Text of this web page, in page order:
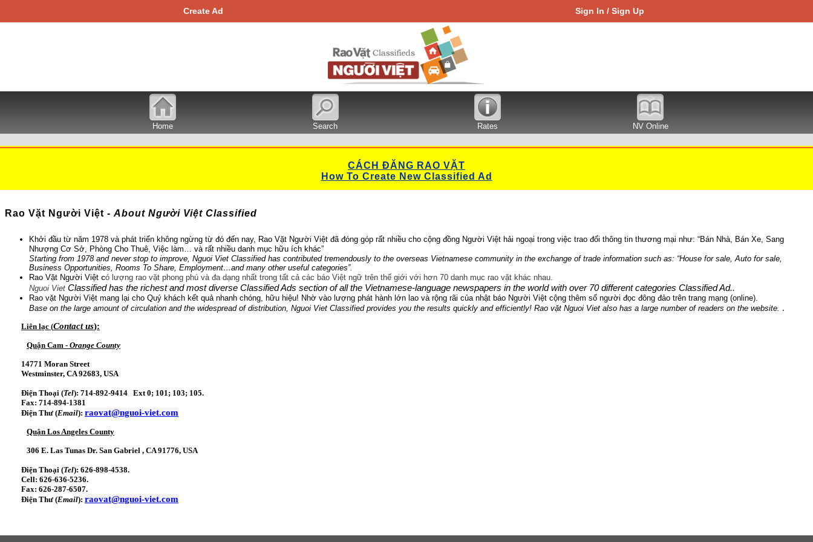
Create Ad Sign In / Sign Up
Home Search Rates NV Online
CÁCH ĐĂNG RAO VẶT
How To Create New Classified Ad
Rao Vặt Người Việt - About Người Việt Classified
Khởi đầu từ năm 1978 và phát triển không ngừng từ đó đến nay, Rao Vặt Người Việt đã đóng góp rất nhiều cho cộng đồng Người Việt hải ngoại trong việc trao đổi thông tin thương mại như: “Bán Nhà, Bán Xe, Sang
Nhượng Cơ Sở, Phòng Cho Thuê, Việc làm… và rất nhiều danh mục hữu ích khác”
Starting from 1978 and never stop to improve, Nguoi Viet Classified has contributed tremendously to the overseas Vietnamese community in the exchange of trade information such as: “House for sale, Auto for sale,
Business Opportunities, Rooms To Share, Employment…and many other useful categories”.
Rao Vặt Người Việt có lượng rao vặt phong phú và đa dạng nhất trong tất cả các báo Việt ngữ trên thế giới với hơn 70 danh mục rao vặt khác nhau.
Nguoi Viet Classifiedhas the richest and most diverse Classified Ads section of all the Vietnamese-language newspapers in the world with over 70 different categories Classified Ad..
Rao vặt Người Việt mang lại cho Quý khách kết quả nhanh chóng, hữu hiệu! Nhờ vào lượng phát hành lớn lao và rộng rãi của nhật báo Người Việt cộng thêm số người đọc đông đảo trên trang mạng (online).
Base on the large amount of circulation and the widespread of distribution, Nguoi Viet Classified provides you the results quickly and efficiently! Rao vặt Nguoi Viet also has a large number of readers on the website. .
Liên lạc (Contact us):
Quận Cam - Orange County
14771 Moran Street
Westminster, CA 92683, USA
Điện Thoại (Tel): 714-892-9414 Ext 0; 101; 103; 105.
Fax: 714-894-1381
Điện Thư (Email): raovat@nguoi-viet.com
Quận Los Angeles County
306 E. Las Tunas Dr. San Gabriel , CA 91776, USA
Điện Thoại (Tel): 626-898-4538.
Cell: 626-636-5236.
Fax: 626-287-6507.
Điện Thư (Email): raovat@nguoi-viet.com